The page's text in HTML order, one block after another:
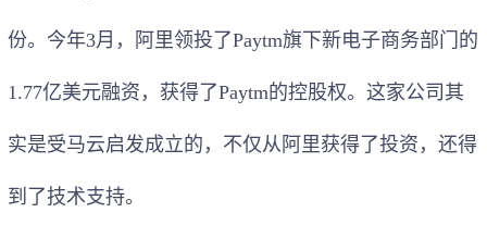
份。今年3月，阿里领投了Paytm旗下新电子商务部门的
1.77亿美元融资，获得了Paytm的控股权。这家公司其
实是受马云启发成立的，不仅从阿里获得了投资，还得
到了技术支持。